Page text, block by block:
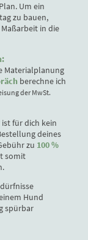
Um ein
zu bauen,
in die
Materialplanung
berechne ich
der MwSt.
ist für dich kein
deines
zu 100 %
somit
Hund
spürbar